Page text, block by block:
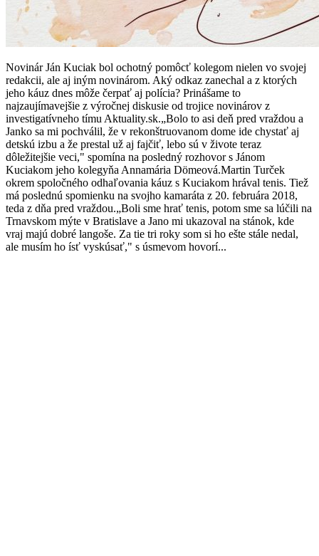
Novinár Ján Kuciak bol ochotný pomôcť kolegom nielen vo svojej
redakcii, ale aj iným novinárom. Aký odkaz zanechal a z ktorých
jeho káuz dnes môže čerpať aj polícia? Prinášame to
najzaujímavejšie z výročnej diskusie od trojice novinárov z
investigatívneho tímu Aktuality.sk.„Bolo to asi deň pred vraždou a
Janko sa mi pochválil, že v rekonštruovanom dome ide chystať aj
detskú izbu a že prestal už aj fajčiť, lebo sú v živote teraz
dôležitejšie veci," spomína na posledný rozhovor s Jánom
Kuciakom jeho kolegyňa Annamária Dömeová.Martin Turček
okrem spoločného odhaľovania káuz s Kuciakom hrával tenis. Tiež
má poslednú spomienku na svojho kamaráta z 20. februára 2018,
teda z dňa pred vraždou.„Boli sme hrať tenis, potom sme sa lúčili na
Trnavskom mýte v Bratislave a Jano mi ukazoval na stánok, kde
vraj majú dobré langoše. Za tie tri roky som si ho ešte stále nedal,
ale musím ho ísť vyskúsať," s úsmevom hovorí...